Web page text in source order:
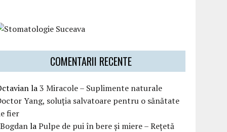
COMENTARII RECENTE
la3 Miracole – Suplimente naturale
Yang, soluția salvatoare pentru o sănătate
fier
laPulpe de pui în bere și miere – Rețetă